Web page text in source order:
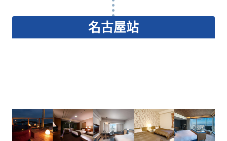
名古屋站